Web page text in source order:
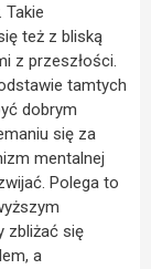
też z bliską
z przeszłości.
tamtych
dobrym
się za
mentalnej
Polega to
zbliżać się
a